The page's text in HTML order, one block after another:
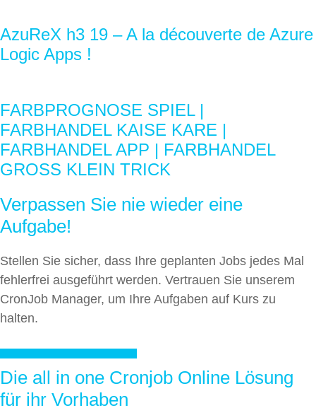
AzuReX h3 19 – A la découverte de Azure
Logic Apps !
FARBPROGNOSE SPIEL |
FARBHANDEL KAISE KARE |
FARBHANDEL APP | FARBHANDEL
GROSS KLEIN TRICK
Verpassen Sie nie wieder eine
Aufgabe!
Stellen Sie sicher, dass Ihre geplanten Jobs jedes Mal
fehlerfrei ausgeführt werden. Vertrauen Sie unserem
CronJob Manager, um Ihre Aufgaben auf Kurs zu
halten.
Die all in one Cronjob Online Lösung
für ihr Vorhaben